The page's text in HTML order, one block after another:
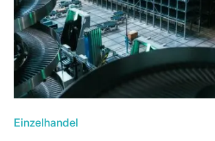
Einzelhandel